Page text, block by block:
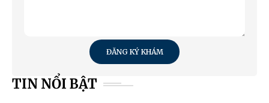
ĐĂNG KÝ KHÁM
TIN NỔI BẬT